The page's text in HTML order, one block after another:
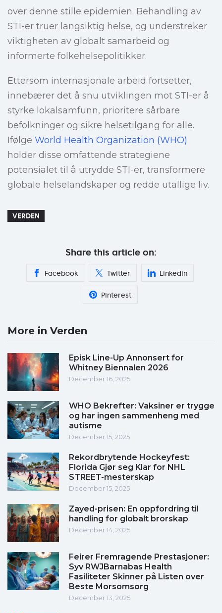
over denne stille epidemien. Behandling av
STI-er truer langsiktig helse, og understreker
viktigheten av globalt samarbeid og
informerte folkehelsepolitikker.
Ettersom internasjonale arbeid fortsetter,
innebærer det å snu utviklingen mot STI-er å
styrke lokalsamfunn, prioritere sårbare
befolkninger og sikre helsetilgang for alle.
Ifølge World Health Organization (WHO)
holder disse omfattende strategiene
potensialet til å utrydde STI-er, transformere
globale helselandskaper og redde utallige liv.
VERDEN
Share this article on:
Facebook Twitter Linkedin
Pinterest
More in Verden
Episk Line-Up Annonsert for
Whitney Biennalen 2026
December 16, 2025
WHO Bekrefter: Vaksiner er trygge
og har ingen sammenheng med
autisme
December 15, 2025
Rekordbrytende Hockeyfest:
Florida Gjør seg Klar for NHL
STREET-mesterskap
December 15, 2025
Zayed-prisen: En oppfordring til
handling for globalt brorskap
December 14, 2025
Feirer Fremragende Prestasjoner:
Syv RWJBarnabas Health
Fasiliteter Skinner på Listen over
Beste Morsomsorg
December 13, 2025